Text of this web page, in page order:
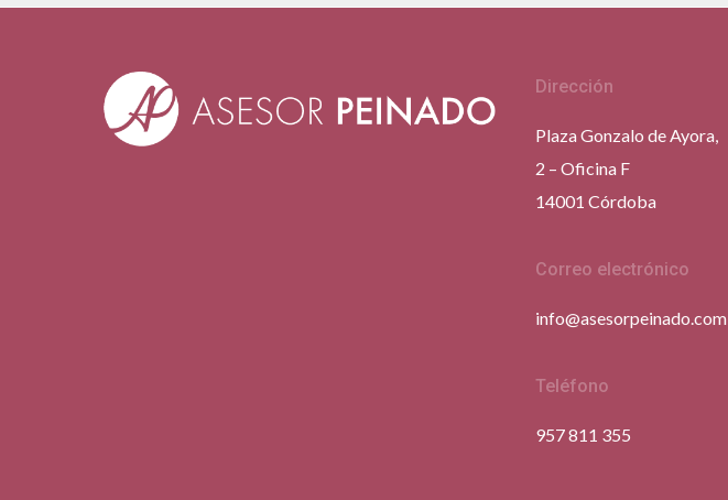
Dirección
Plaza Gonzalo de Ayora,
2 – Oficina F
14001 Córdoba
Correo electrónico
info@asesorpeinado.com
Teléfono
957 811 355